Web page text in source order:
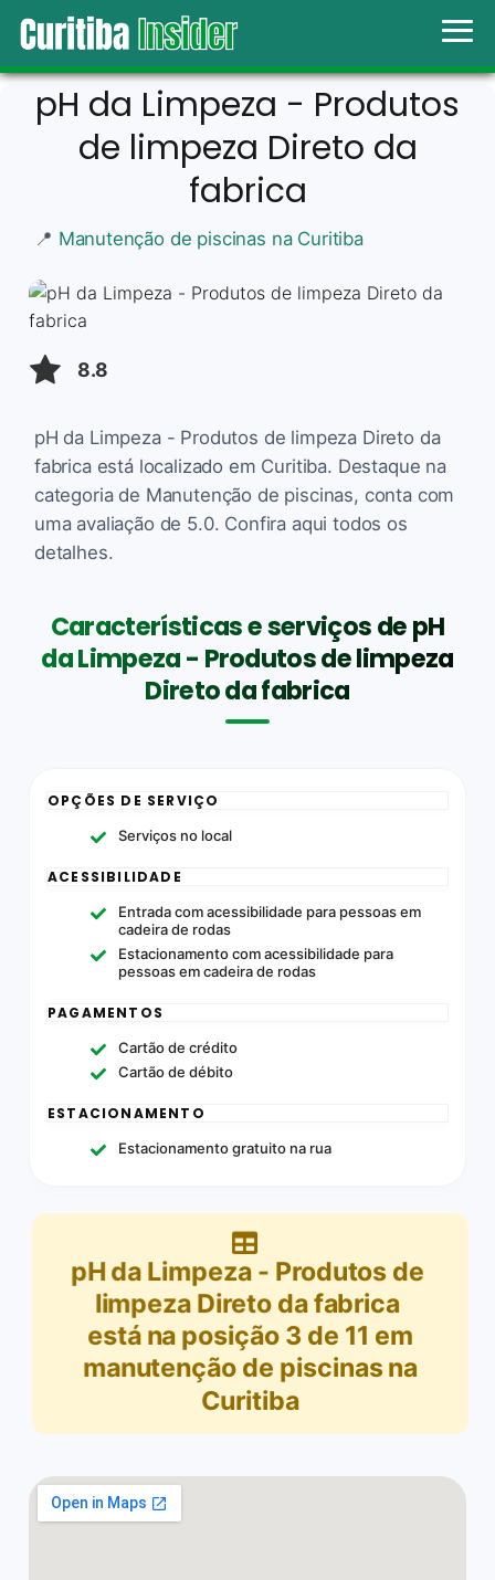
pH da Limpeza - Produtos
de limpeza Direto da
fabrica
📍 Manutenção de piscinas na Curitiba
8.8
pH da Limpeza - Produtos de limpeza Direto da
fabrica está localizado em Curitiba. Destaque na
categoria de Manutenção de piscinas, conta com
uma avaliação de 5.0. Confira aqui todos os
detalhes.
Características e serviços de pH
da Limpeza - Produtos de limpeza
Direto da fabrica
OPÇÕES DE SERVIÇO
Serviços no local
ACESSIBILIDADE
Entrada com acessibilidade para pessoas em
cadeira de rodas
Estacionamento com acessibilidade para
pessoas em cadeira de rodas
PAGAMENTOS
Cartão de crédito
Cartão de débito
ESTACIONAMENTO
Estacionamento gratuito na rua
pH da Limpeza - Produtos de
limpeza Direto da fabrica
está na posição 3 de 11 em
manutenção de piscinas na
Curitiba